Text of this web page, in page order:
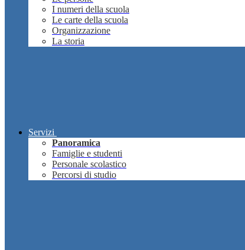
I numeri della scuola
Le carte della scuola
Organizzazione
La storia
Servizi
Panoramica
Famiglie e studenti
Personale scolastico
Percorsi di studio